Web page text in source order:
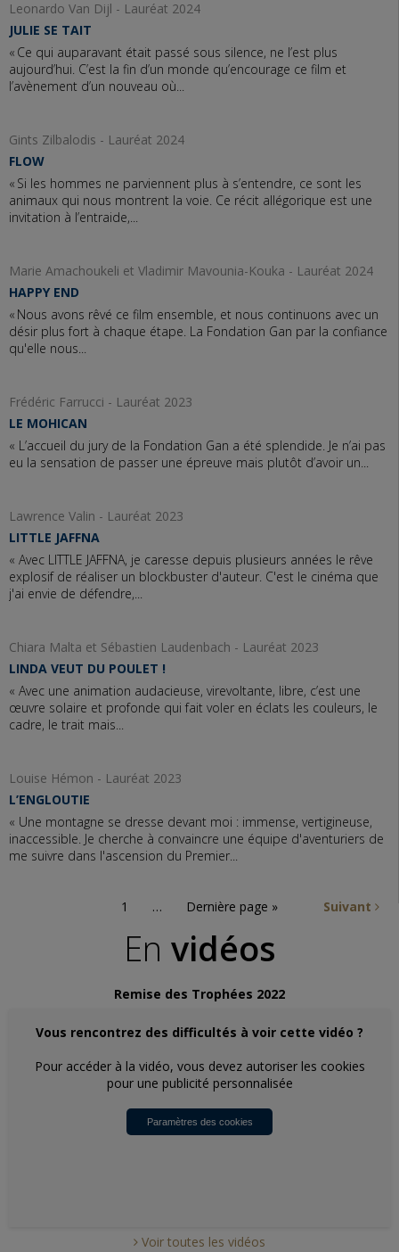
Leonardo Van Dijl - Lauréat 2024
JULIE SE TAIT
« Ce qui auparavant était passé sous silence, ne l’est plus
aujourd’hui. C’est la fin d’un monde qu’encourage ce film et
l’avènement d’un nouveau où...
Gints Zilbalodis - Lauréat 2024
FLOW
« Si les hommes ne parviennent plus à s’entendre, ce sont les
animaux qui nous montrent la voie. Ce récit allégorique est une
invitation à l’entraide,...
Marie Amachoukeli et Vladimir Mavounia-Kouka - Lauréat 2024
HAPPY END
« Nous avons rêvé ce film ensemble, et nous continuons avec un
désir plus fort à chaque étape. La Fondation Gan par la confiance
qu'elle nous...
Frédéric Farrucci - Lauréat 2023
LE MOHICAN
« L’accueil du jury de la Fondation Gan a été splendide. Je n’ai pas
eu la sensation de passer une épreuve mais plutôt d’avoir un...
Lawrence Valin - Lauréat 2023
LITTLE JAFFNA
« Avec LITTLE JAFFNA, je caresse depuis plusieurs années le rêve
explosif de réaliser un blockbuster d'auteur. C'est le cinéma que
j'ai envie de défendre,...
Chiara Malta et Sébastien Laudenbach - Lauréat 2023
LINDA VEUT DU POULET !
« Avec une animation audacieuse, virevoltante, libre, c’est une
œuvre solaire et profonde qui fait voler en éclats les couleurs, le
cadre, le trait mais...
Louise Hémon - Lauréat 2023
L’ENGLOUTIE
« Une montagne se dresse devant moi : immense, vertigineuse,
inaccessible. Je cherche à convaincre une équipe d'aventuriers de
me suivre dans l'ascension du Premier...
1 … Suivant
Dernière page »
En vidéos
Remise des Trophées 2022
Vous rencontrez des difficultés à voir cette vidéo ?
Pour accéder à la vidéo, vous devez autoriser les cookies
pour une publicité personnalisée
Paramètres des cookies
Voir toutes les vidéos